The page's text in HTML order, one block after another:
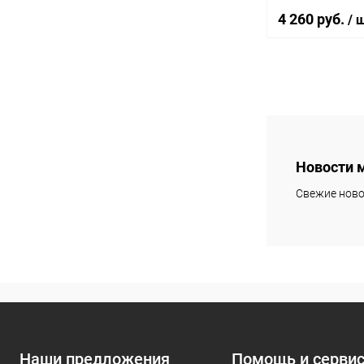
4 260 руб. /
Новости
Свежие
Наши предложения Помощь и